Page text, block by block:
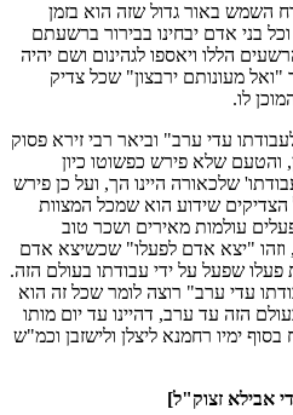
באור גדול שזה הוא בזמן
בני אדם יבחינו בבירור ברשעתם
הללו ויאספו לגהינום ושם יהיה
מעונותם ירבצון" שכל צדיק
לו.
עדי ערב" וביאר רבי זירא פסוק
והטעם שלא פירש כפשוטו כיון
שלכאורה היינו הך, ועל כן פירש
שידוע הוא שמכל המצוות
עולמות מאירים ושכר טוב
וזהו "יצא אדם לפעלו" שכשיצא אדם
שפעל על ידי עבודתו בעולם הזה.
עדי ערב" רוצה לומר שכל זה הוא
הזה עד ערב, דהיינו עד יום מותו
ימיו רחמנא ליצלן ולישזבן וכמ"ש
אבילא זצוק"ל]